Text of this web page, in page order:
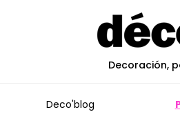
Decoración,
Deco'blog